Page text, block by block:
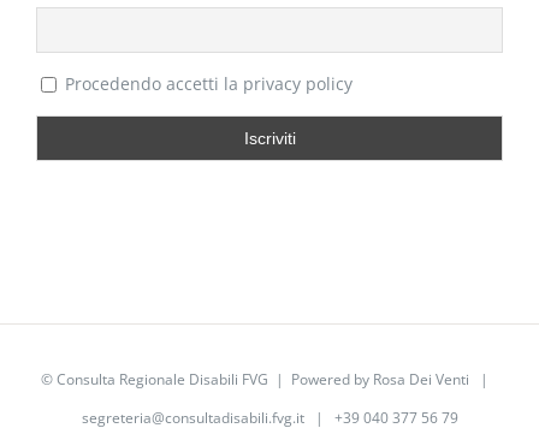
Procedendo accetti la privacy policy
©Consulta Regionale Disabili FVG | Powered by Rosa Dei Venti |
segreteria@consultadisabili.fvg.it| +39 040 377 56 79